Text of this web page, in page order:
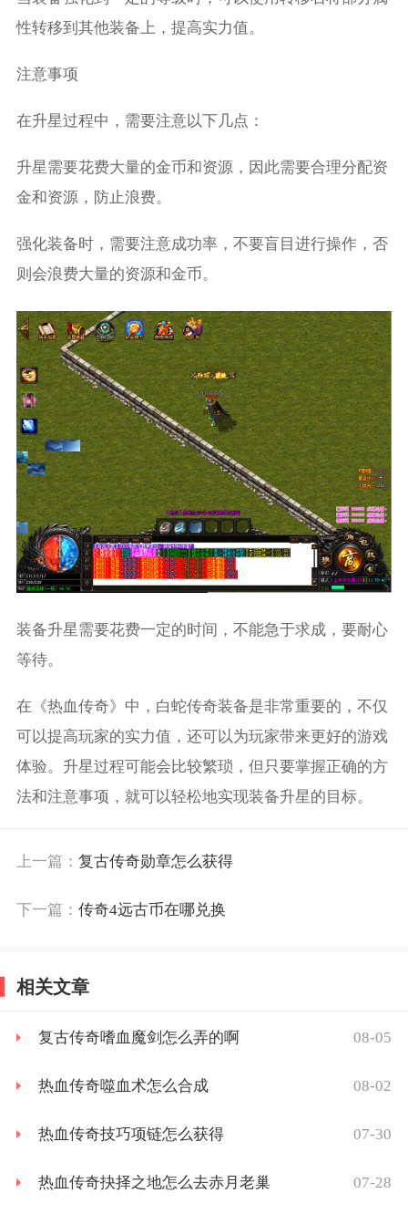
性转移到其他装备上，提高实力值。
注意事项
在升星过程中，需要注意以下几点：
升星需要花费大量的金币和资源，因此需要合理分配资
金和资源，防止浪费。
强化装备时，需要注意成功率，不要盲目进行操作，否
则会浪费大量的资源和金币。
装备升星需要花费一定的时间，不能急于求成，要耐心
等待。
在《热血传奇》中，白蛇传奇装备是非常重要的，不仅
可以提高玩家的实力值，还可以为玩家带来更好的游戏
体验。升星过程可能会比较繁琐，但只要掌握正确的方
法和注意事项，就可以轻松地实现装备升星的目标。
上一篇： 复古传奇勋章怎么获得
下一篇： 传奇4远古币在哪兑换
相关文章
复古传奇嗜血魔剑怎么弄的啊 08-05
热血传奇噬血术怎么合成 08-02
热血传奇技巧项链怎么获得 07-30
热血传奇抉择之地怎么去赤月老巢 07-28